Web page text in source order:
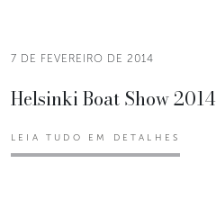
7 DE FEVEREIRO DE 2014
Helsinki Boat Show 2014
LEIA TUDO EM DETALHES